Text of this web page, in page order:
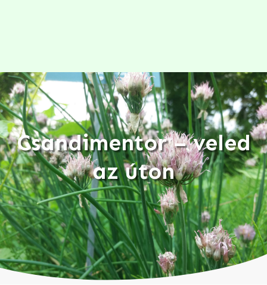
Csandimentor – veled
az úton